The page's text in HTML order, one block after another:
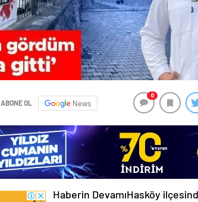
ABONE OL News
0
Haberin DevamıHasköy